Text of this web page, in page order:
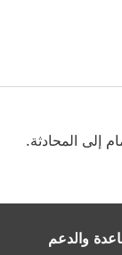
إلى المحادثة.
والدعم